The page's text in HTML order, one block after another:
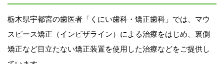
栃木県宇都宮の歯医者「くにい歯科・矯正歯科」では、マウ
スピース矯正（インビザライン）による治療をはじめ、裏側
矯正など目立たない矯正装置を使用した治療などをご提供し